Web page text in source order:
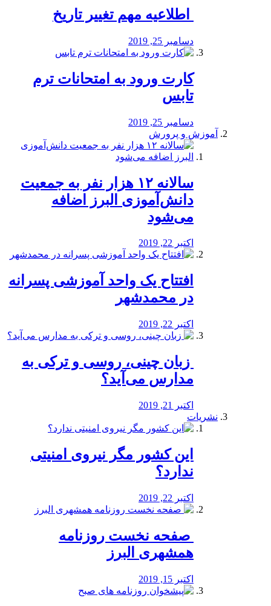
️ اطلاعیه مهم تغییر تاریخ
دسامبر 25, 2019
کارت ورود به امتحانات ترم
تابس
دسامبر 25, 2019
آموزش و پرورش
️سالانه ۱۲ هزار نفر به جمعیت
دانش‌آموزی البرز اضافه
می‌شود
اکتبر 22, 2019
افتتاح یک واحد آموزشی پسرانه
در محمدشهر
اکتبر 22, 2019
️ زبان چینی، روسی و ترکی به
مدارس می‌آید؟
اکتبر 21, 2019
نشریات
این کشور مگر نیروی امنیتی
ندارد؟
اکتبر 22, 2019
️ صفحه نخست روزنامه‌
همشهری البرز
اکتبر 15, 2019